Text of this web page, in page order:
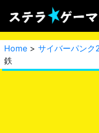
Home > サイバーパンク
鉄